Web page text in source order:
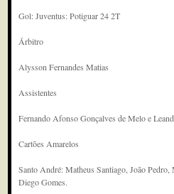
Gol: Juventus: Potiguar 24 2T
Árbitro
Alysson Fernandes Matias
Assistentes
Fernando Afonso Gonçalves de Melo e
Cartões Amarelos
Santo André: Matheus Santiago, João
Diego Gomes.